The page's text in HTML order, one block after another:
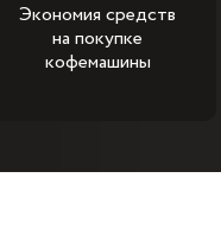
Экономия средств
на покупке
кофемашины